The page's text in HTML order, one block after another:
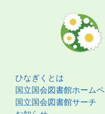
ひなぎくとは
国立国会図書館ホーム
国立国会図書館サーチ